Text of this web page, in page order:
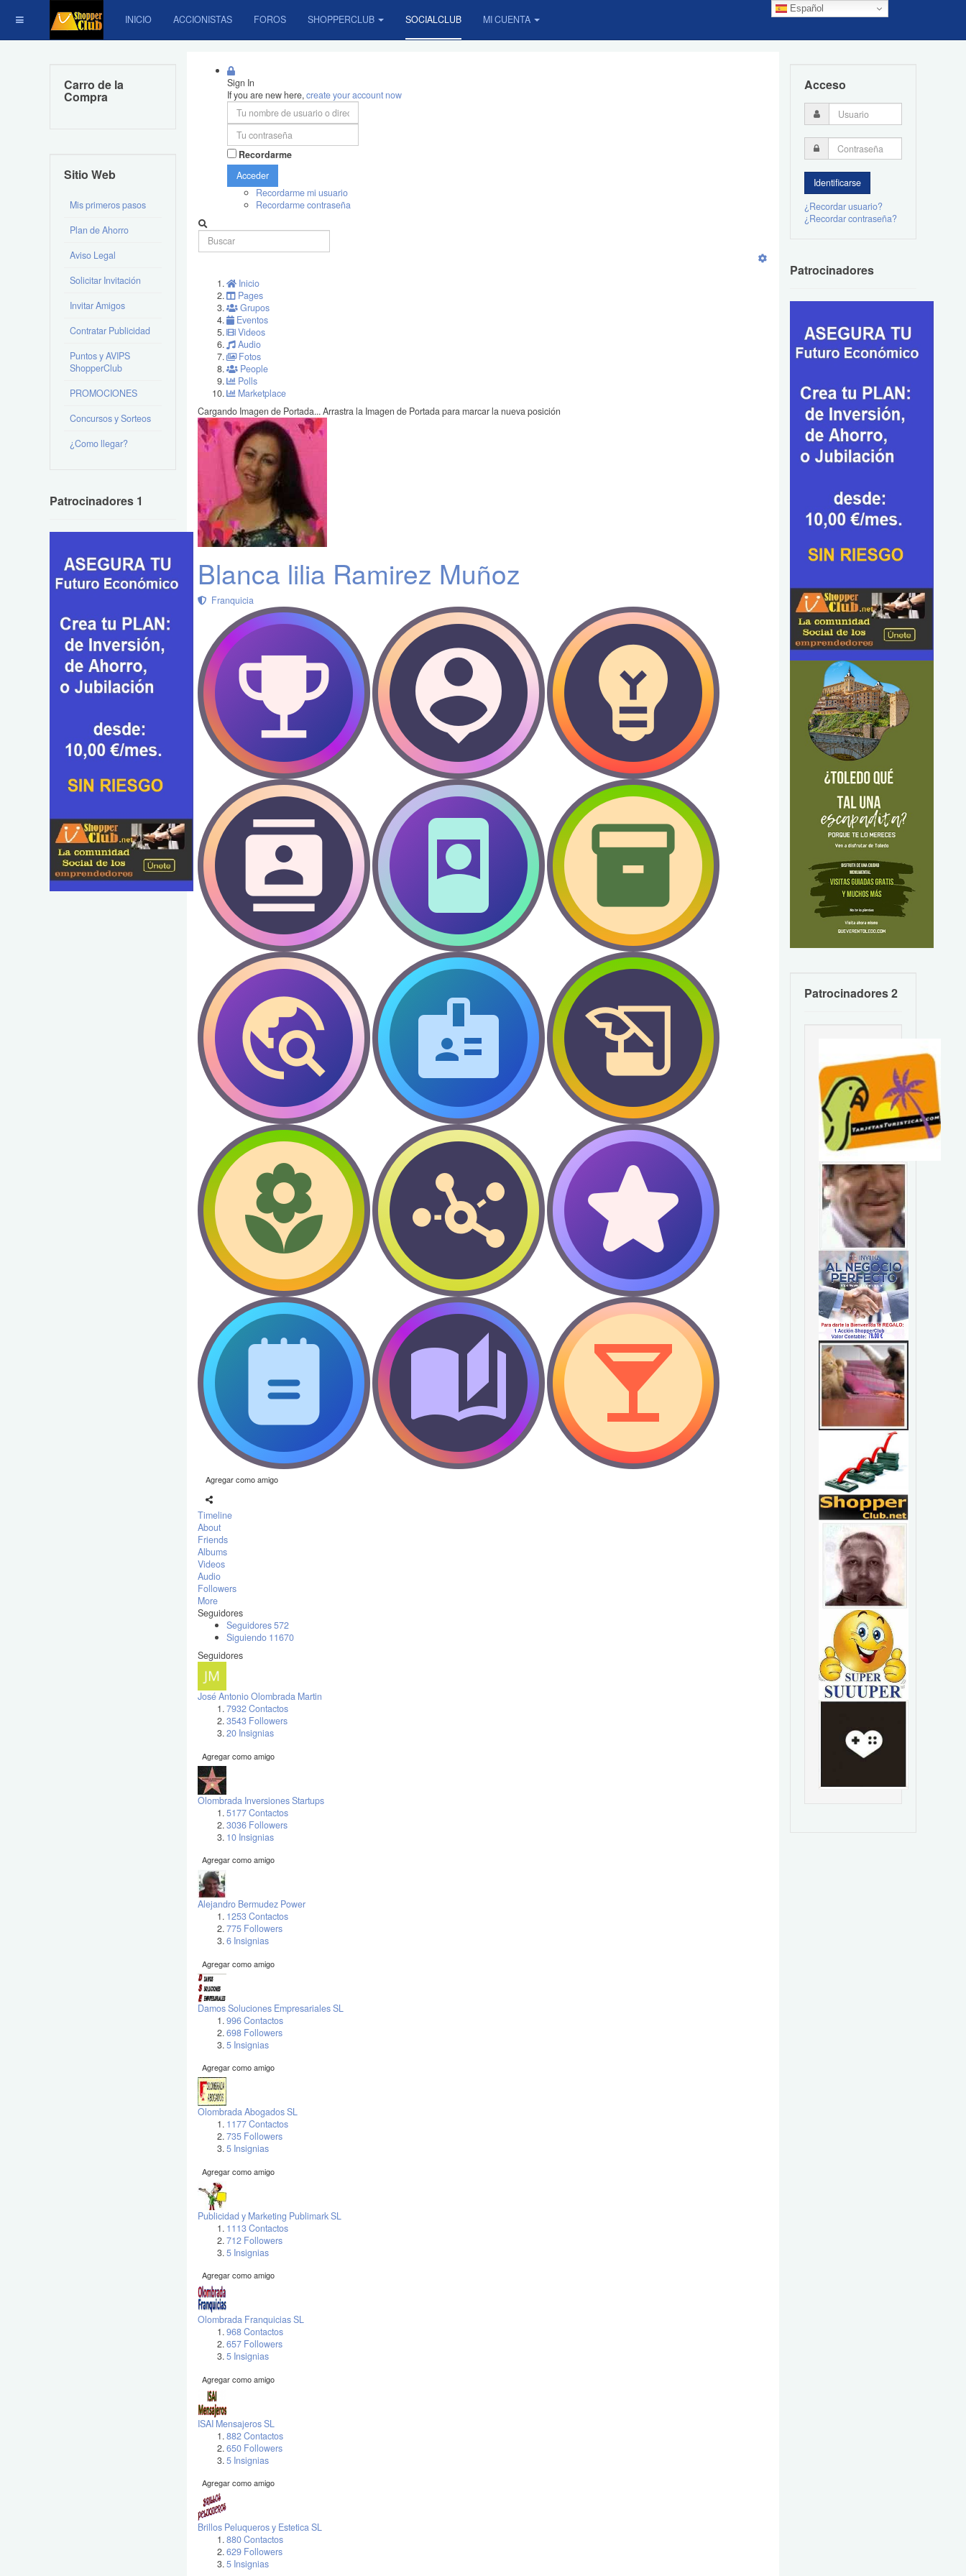
Español
INICIO ACCIONISTAS FOROS SHOPPERCLUB SOCIALCLUB MI CUENTA
Sign In
If you are new here,create your account now
Recordarme
Acceder
Recordarme mi usuario
Recordarme contraseña
Inicio
Pages
Grupos
Eventos
Videos
Audio
Fotos
People
Polls
Marketplace
Cargando Imagen de Portada...Arrastra la Imagen de Portada para marcar la nueva posición
Blanca lilia Ramirez Muñoz
Franquicia
Agregar como amigo
Timeline
About
Friends
Albums
Videos
Audio
Followers
More
Seguidores
Seguidores572
Siguiendo 11670
Seguidores
José Antonio Olombrada Martin
7932 Contactos
3543 Followers
20 Insignias
Agregar como amigo
Olombrada Inversiones Startups
5177 Contactos
3036 Followers
10 Insignias
Agregar como amigo
Alejandro Bermudez Power
1253 Contactos
775 Followers
6 Insignias
Agregar como amigo
Damos Soluciones Empresariales SL
996 Contactos
698 Followers
5 Insignias
Agregar como amigo
Olombrada Abogados SL
1177 Contactos
735 Followers
5 Insignias
Agregar como amigo
Publicidad y Marketing Publimark SL
1113 Contactos
712 Followers
5 Insignias
Agregar como amigo
Olombrada Franquicias SL
968 Contactos
657 Followers
5 Insignias
Agregar como amigo
ISAI Mensajeros SL
882 Contactos
650 Followers
5 Insignias
Agregar como amigo
Brillos Peluqueros y Estetica SL
880 Contactos
629 Followers
5 Insignias
Carro de la
Compra
Sitio Web
Mis primeros pasos
Plan de Ahorro
Aviso Legal
Solicitar Invitación
Invitar Amigos
Contratar Publicidad
Puntos y AVIPS
ShopperClub
PROMOCIONES
Concursos y Sorteos
¿Como llegar?
Patrocinadores 1
Acceso
¿Recordar usuario?
¿Recordar contraseña?
Patrocinadores
Patrocinadores 2